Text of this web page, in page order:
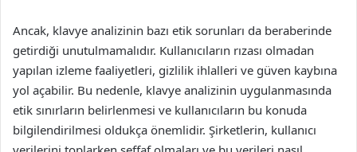
Ancak, klavye analizinin bazı etik sorunları da beraberinde
getirdiği unutulmamalıdır. Kullanıcıların rızası olmadan
yapılan izleme faaliyetleri, gizlilik ihlalleri ve güven kaybına
yol açabilir. Bu nedenle, klavye analizinin uygulanmasında
etik sınırların belirlenmesi ve kullanıcıların bu konuda
bilgilendirilmesi oldukça önemlidir. Şirketlerin, kullanıcı